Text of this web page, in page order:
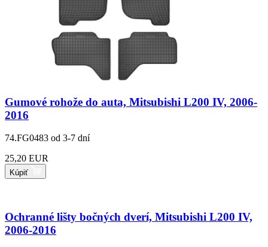
Gumové rohože do auta, Mitsubishi L200 IV, 2006-
2016
74.FG0483 od 3-7 dní
25,20 EUR
Kúpiť
Ochranné lišty bočných dverí, Mitsubishi L200 IV,
2006-2016